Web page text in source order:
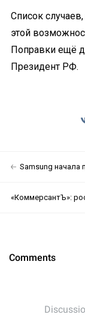
Список
этой
Поправки ещё
Президент РФ.
Samsung
«КоммерсантЪ»: россияне